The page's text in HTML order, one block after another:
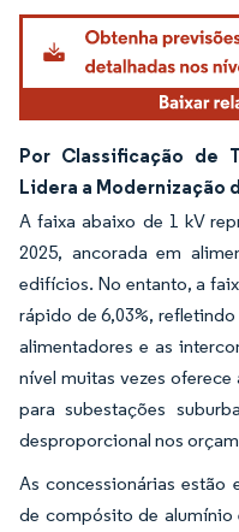
Por Classificação de
Lidera a Modernização
A faixa abaixo de 1 kV
2025, ancorada em
edifícios. No entanto, a
rápido de 6,03%,
alimentadores e as
nível muitas vezes
para subestações
desproporcional nos
As concessionárias estão
de compósito de alumínio